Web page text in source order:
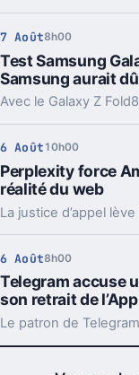
7 Août8h00
Test Samsung
Samsung aurait
6 Août 10h00
Perplexity force
réalité du web
6 Août8h00
Telegram accuse
son retrait de